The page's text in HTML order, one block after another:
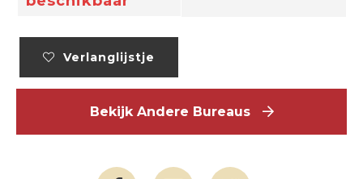
Verlanglijstje
Bekijk Andere Bureaus